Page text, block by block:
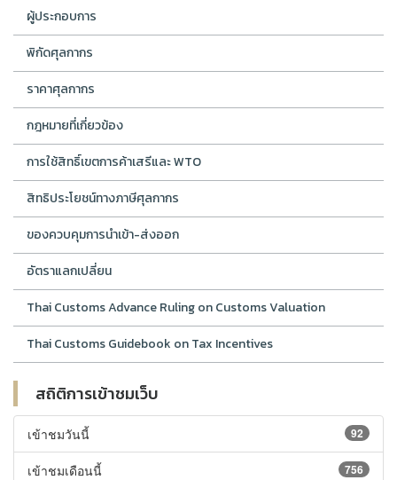
ผู้ประกอบการ
พิกัดศุลกากร
ราคาศุลกากร
กฎหมายที่เกี่ยวข้อง
การใช้สิทธิ์เขตการค้าเสรีและ WTO
สิทธิประโยชน์ทางภาษีศุลกากร
ของควบคุมการนำเข้า-ส่งออก
อัตราแลกเปลี่ยน
Thai Customs Advance Ruling on Customs Valuation
Thai Customs Guidebook on Tax Incentives
สถิติการเข้าชมเว็บ
92
เข้าชมวันนี้
756
เข้าชมเดือนนี้